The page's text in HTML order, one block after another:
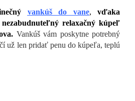
vankúš do vane, vďaka
relaxačný kúpeľ
Vankúš vám poskytne potrebný
už len pridať penu do kúpeľa, teplú